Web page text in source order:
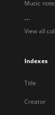
Music
...
View all
Indexes
Title
Creator